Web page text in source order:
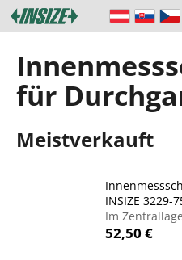
Zum
Inhalt
springen
für
Meistverkauft
INSIZE 3229-
Im
52,50 €
W
a
zum
zum
W
a
s
s